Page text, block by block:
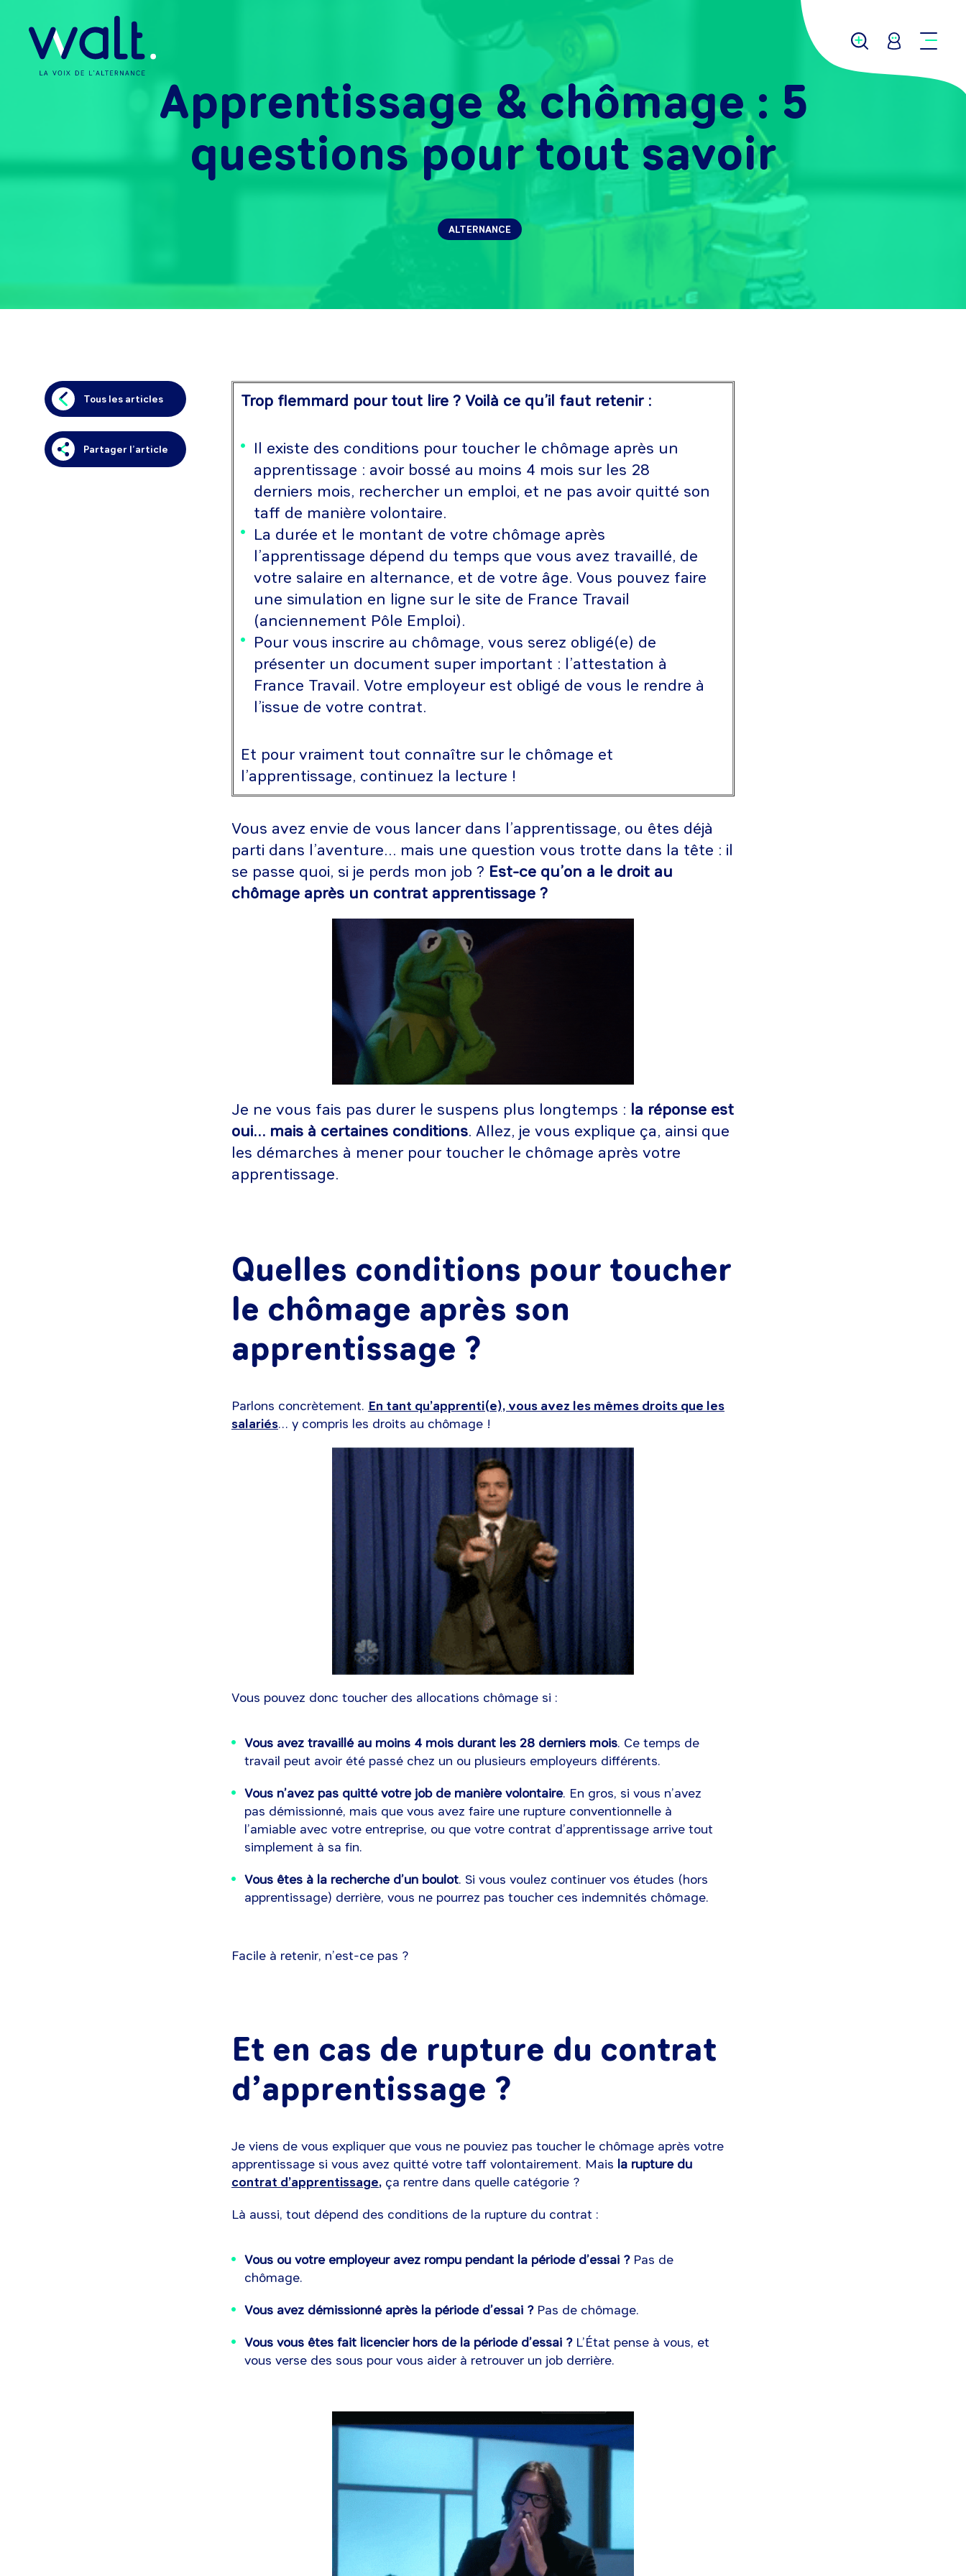
Apprentissage & chômage : 5
questions pour tout savoir
ALTERNANCE
Tous les articles
Partager l’article
Trop flemmard pour tout lire ? Voilà ce qu’il faut retenir :
Il existe des conditions pour toucher le chômage après un
apprentissage : avoir bossé au moins 4 mois sur les 28
derniers mois, rechercher un emploi, et ne pas avoir quitté son
taff de manière volontaire.
La durée et le montant de votre chômage après
l’apprentissage dépend du temps que vous avez travaillé, de
votre salaire en alternance, et de votre âge. Vous pouvez faire
une simulation en ligne sur le site de France Travail
(anciennement Pôle Emploi).
Pour vous inscrire au chômage, vous serez obligé(e) de
présenter un document super important : l’attestation à
France Travail. Votre employeur est obligé de vous le rendre à
l’issue de votre contrat.
Et pour vraiment tout connaître sur le chômage et
l’apprentissage, continuez la lecture !
Vous avez envie de vous lancer dans l’apprentissage, ou êtes déjà
parti dans l’aventure… mais une question vous trotte dans la tête : il
se passe quoi, si je perds mon job ? Est-ce qu’on a le droit au
chômage après un contrat apprentissage ?
Je ne vous fais pas durer le suspens plus longtemps : la réponse est
oui… mais à certaines conditions. Allez, je vous explique ça, ainsi que
les démarches à mener pour toucher le chômage après votre
apprentissage.
Quelles conditions pour toucher
le chômage après son
apprentissage ?
Parlons concrètement. En tant qu’apprenti(e), vous avez les mêmes droits que les
salariés… y compris les droits au chômage !
Vous pouvez donc toucher des allocations chômage si :
Vous avez travaillé au moins 4 mois durant les 28 derniers mois. Ce temps de
travail peut avoir été passé chez un ou plusieurs employeurs différents.
Vous n’avez pas quitté votre job de manière volontaire. En gros, si vous n’avez
pas démissionné, mais que vous avez faire une rupture conventionnelle à
l’amiable avec votre entreprise, ou que votre contrat d’apprentissage arrive tout
simplement à sa fin.
Vous êtes à la recherche d’un boulot. Si vous voulez continuer vos études (hors
apprentissage) derrière, vous ne pourrez pas toucher ces indemnités chômage.
Facile à retenir, n’est-ce pas ?
Et en cas de rupture du contrat
d’apprentissage ?
Je viens de vous expliquer que vous ne pouviez pas toucher le chômage après votre
apprentissage si vous avez quitté votre taff volontairement. Mais la rupture du
contrat d’apprentissage, ça rentre dans quelle catégorie ?
Là aussi, tout dépend des conditions de la rupture du contrat :
Vous ou votre employeur avez rompu pendant la période d’essai ?Pas de
chômage.
Vous avez démissionné après la période d’essai ? Pas de chômage.
Vous vous êtes fait licencier hors de la période d’essai ? L’État pense à vous, et
vous verse des sous pour vous aider à retrouver un job derrière.